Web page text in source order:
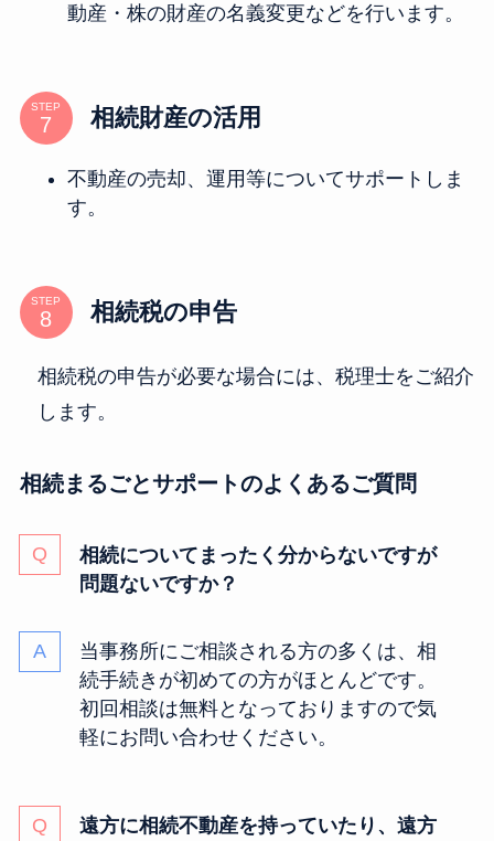
動産・株の財産の名義変更などを行います。
STEP 相続財産の活用
不動産の売却、運用等についてサポートしま
す。
STEP 相続税の申告
相続税の申告が必要な場合には、税理士をご紹介
します。
相続まるごとサポートのよくあるご質問
相続についてまったく分からないですが
問題ないですか？
当事務所にご相談される方の多くは、相
続手続きが初めての方がほとんどです。
初回相談は無料となっておりますので気
軽にお問い合わせください。
遠方に相続不動産を持っていたり、遠方